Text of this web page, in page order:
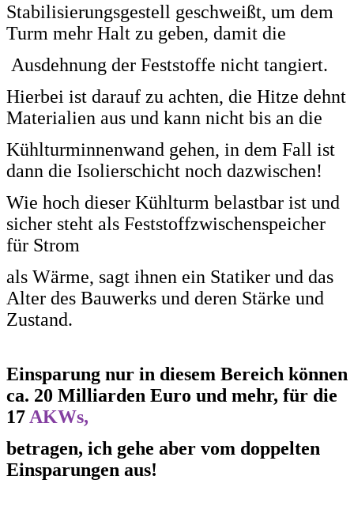
Stabilisierungsgestell geschweißt, um dem
Turm mehr Halt zu geben, damit die
Ausdehnung der Feststoffe nicht tangiert.
Hierbei ist darauf zu achten, die Hitze dehnt
Materialien aus und kann nicht bis an die
Kühlturminnenwand gehen, in dem Fall ist
dann die Isolierschicht noch dazwischen!
Wie hoch dieser Kühlturm belastbar ist und
sicher steht als Feststoffzwischenspeicher
für Strom
als Wärme, sagt ihnen ein Statiker und das
Alter des Bauwerks und deren Stärke und
Zustand.
Einsparung nur in diesem Bereich können
ca. 20 Milliarden Euro und mehr, für die
17 AKWs,
betragen, ich gehe aber vom doppelten
Einsparungen aus!